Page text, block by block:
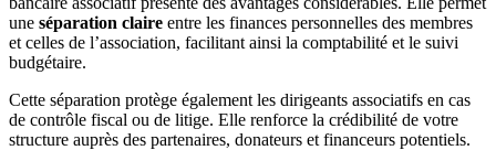
une séparation claire entre les finances personnelles des membres
et celles de l’association, facilitant ainsi la comptabilité et le suivi
budgétaire.
Cette séparation protège également les dirigeants associatifs en cas
de contrôle fiscal ou de litige. Elle renforce la crédibilité de votre
structure auprès des partenaires, donateurs et financeurs potentiels.